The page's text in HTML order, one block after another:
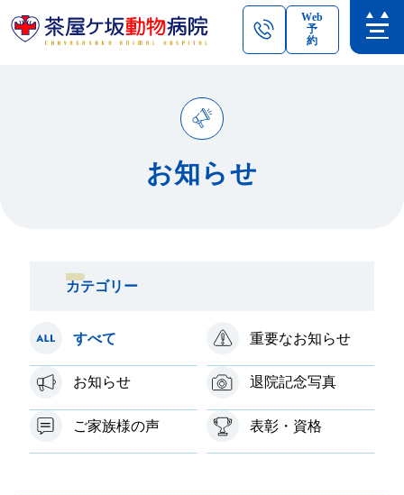
Web
予
約
お知らせ
カテゴリー
すべて 重要なお知らせ
お知らせ 退院記念写真
ご家族様の声 表彰・資格